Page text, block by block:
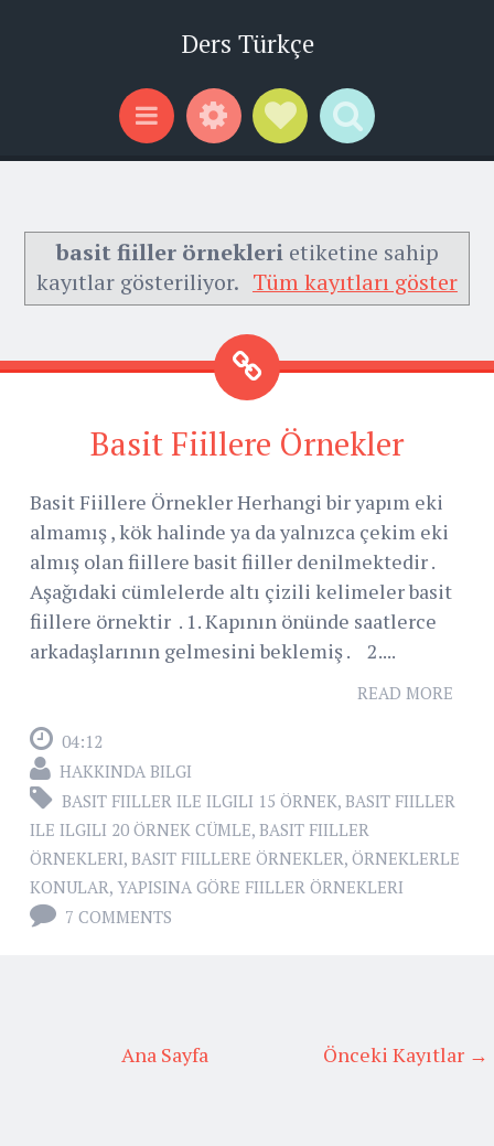
Ders Türkçe
Menu WidgetsSocial Links
Search
basit fiiller örneklerietiketine sahip
kayıtlar gösteriliyor. Tüm kayıtları göster
Basit Fiillere Örnekler
Basit Fiillere Örnekler Herhangi bir yapım eki
almamış , kök halinde ya da yalnızca çekim eki
almış olan fiillere basit fiiller denilmektedir .
Aşağıdaki cümlelerde altı çizili kelimeler basit
fiillere örnektir . 1. Kapının önünde saatlerce
arkadaşlarının gelmesini beklemiş . 2....
READ MORE
04:12
HAKKINDA BILGI
BASIT FIILLER ILE ILGILI 15 ÖRNEK, BASIT FIILLER
ILE ILGILI 20 ÖRNEK CÜMLE, BASIT FIILLER
ÖRNEKLERI, BASIT FIILLERE ÖRNEKLER, ÖRNEKLERLE
KONULAR, YAPISINA GÖRE FIILLER ÖRNEKLERI
7 COMMENTS
Önceki Kayıtlar →
Ana Sayfa